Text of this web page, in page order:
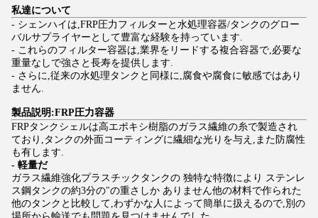
私達について
- シェンハイは,FRP圧力フィルターと水処理容器/タンクのグロー
バルサプライヤーとして豊富な経験を持っています.
- これらのフィルター容器は,業界をリードする複合容器で,必要な
重量なしで強さと長寿を提供します.
- さらに,従来の水処理タンクと同様に,腐食や腐食に敏感ではあり
ません.
製品説明:FRP圧力容器
FRPタンクシェルは高エポキシ樹脂のガラス繊維の糸で製造され
ており,タンクの外面コーティングに繊細な光りを与え,また防腐性
も有します.
- 軽量だ
ガラス繊維強化プラスチックタンクの 独特な特徴により ステンレ
ス鋼タンクの約3分の"の重さしか ありません他の材料で作られた
他のタンクと比較して,わずかな人によって簡単に扱えるので,別の